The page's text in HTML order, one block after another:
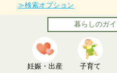
≫検索オプション
暮らしのガ
妊娠・出産 子育て